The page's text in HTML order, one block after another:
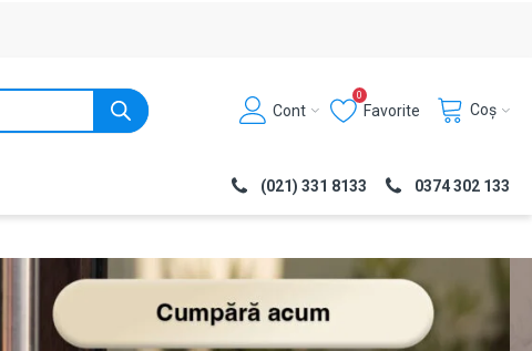
Cont
0
Favorite Coș
(021) 331 8133 0374 302 133